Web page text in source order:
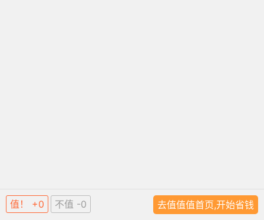
值！ +0 不值 -0 去值值值首页,开始省钱